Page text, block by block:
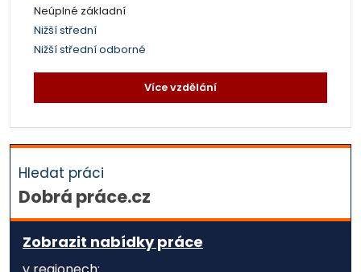
Neúplné základní
Nižší střední
Nižší střední odborné
Více vzdělání
Hledat práci
Dobrá práce.cz
Zobrazit nabídky práce